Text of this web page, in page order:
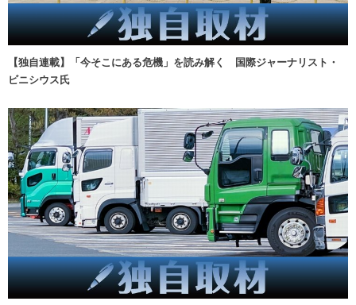
【独自連載】「今そこにある危機」を読み解く 国際ジャーナリスト・
ビニシウス氏